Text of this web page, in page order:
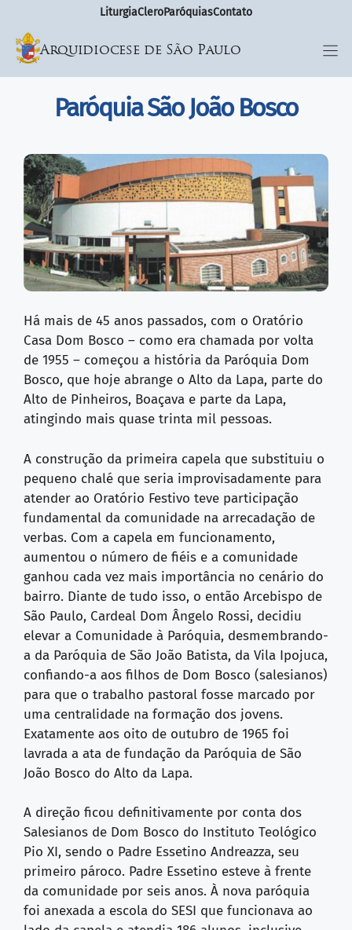
LiturgiaCleroParóquiasContato
Arquidiocese de São Paulo
Paróquia São João Bosco
Há mais de 45 anos passados, com o Oratório
Casa Dom Bosco – como era chamada por volta
de 1955 – começou a história da Paróquia Dom
Bosco, que hoje abrange o Alto da Lapa, parte do
Alto de Pinheiros, Boaçava e parte da Lapa,
atingindo mais quase trinta mil pessoas.
A construção da primeira capela que substituiu o
pequeno chalé que seria improvisadamente para
atender ao Oratório Festivo teve participação
fundamental da comunidade na arrecadação de
verbas. Com a capela em funcionamento,
aumentou o número de fiéis e a comunidade
ganhou cada vez mais importância no cenário do
bairro. Diante de tudo isso, o então Arcebispo de
São Paulo, Cardeal Dom Ângelo Rossi, decidiu
elevar a Comunidade à Paróquia, desmembrando-
a da Paróquia de São João Batista, da Vila Ipojuca,
confiando-a aos filhos de Dom Bosco (salesianos)
para que o trabalho pastoral fosse marcado por
uma centralidade na formação dos jovens.
Exatamente aos oito de outubro de 1965 foi
lavrada a ata de fundação da Paróquia de São
João Bosco do Alto da Lapa.
A direção ficou definitivamente por conta dos
Salesianos de Dom Bosco do Instituto Teológico
Pio XI, sendo o Padre Essetino Andreazza, seu
primeiro pároco. Padre Essetino esteve à frente
da comunidade por seis anos. À nova paróquia
foi anexada a escola do SESI que funcionava ao